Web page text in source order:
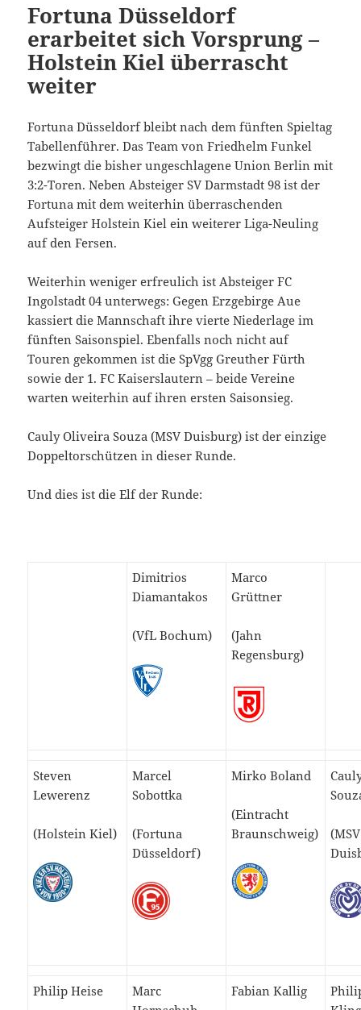
Fortuna Düsseldorf
erarbeitet sich Vorsprung –
Holstein Kiel überrascht
weiter
Fortuna Düsseldorf bleibt nach dem fünften Spieltag
Tabellenführer. Das Team von Friedhelm Funkel
bezwingt die bisher ungeschlagene Union Berlin mit
3:2-Toren. Neben Absteiger SV Darmstadt 98 ist der
Fortuna mit dem weiterhin überraschenden
Aufsteiger Holstein Kiel ein weiterer Liga-Neuling
auf den Fersen.
Weiterhin weniger erfreulich ist Absteiger FC
Ingolstadt 04 unterwegs: Gegen Erzgebirge Aue
kassiert die Mannschaft ihre vierte Niederlage im
fünften Saisonspiel. Ebenfalls noch nicht auf
Touren gekommen ist die SpVgg Greuther Fürth
sowie der 1. FC Kaiserslautern – beide Vereine
warten weiterhin auf ihren ersten Saisonsieg.
Cauly Oliveira Souza (MSV Duisburg) ist der einzige
Doppeltorschützen in dieser Runde.
Und dies ist die Elf der Runde:
Dimitrios
Diamantakos
(VfL Bochum)
Marco
Grüttner
(Jahn
Regensburg)
Steven
Lewerenz
(Holstein Kiel)
Marcel
Sobottka
(Fortuna
Düsseldorf)
Mirko Boland
(Eintracht
Braunschweig)
(MSV
Philip Heise
Marc
Fabian Kallig